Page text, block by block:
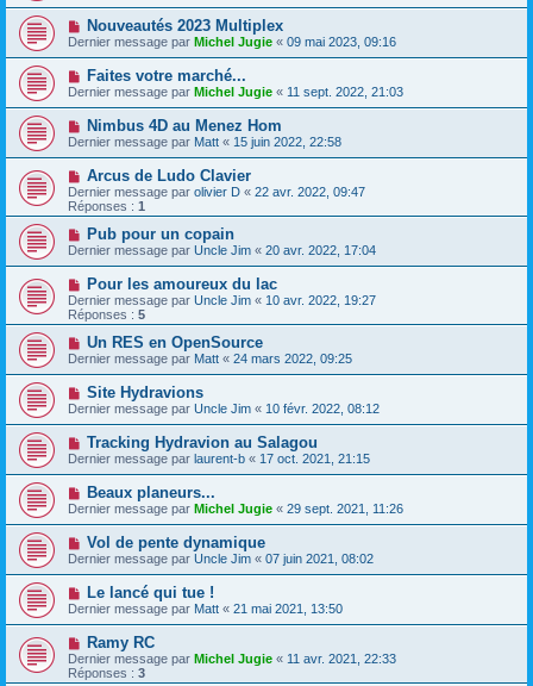
Nouveautés 2023 Multiplex
Dernier message par Michel Jugie « 09 mai 2023, 09:16
Faites votre marché...
Dernier message par Michel Jugie « 11 sept. 2022, 21:03
Nimbus 4D au Menez Hom
Dernier message par Matt « 15 juin 2022, 22:58
Arcus de Ludo Clavier
Dernier message par olivier D « 22 avr. 2022, 09:47
Réponses : 1
Pub pour un copain
Dernier message par Uncle Jim « 20 avr. 2022, 17:04
Pour les amoureux du lac
Dernier message par Uncle Jim « 10 avr. 2022, 19:27
Réponses : 5
Un RES en OpenSource
Dernier message par Matt « 24 mars 2022, 09:25
Site Hydravions
Dernier message par Uncle Jim « 10 févr. 2022, 08:12
Tracking Hydravion au Salagou
Dernier message par laurent-b « 17 oct. 2021, 21:15
Beaux planeurs...
Dernier message par Michel Jugie « 29 sept. 2021, 11:26
Vol de pente dynamique
Dernier message par Uncle Jim « 07 juin 2021, 08:02
Le lancé qui tue !
Dernier message par Matt « 21 mai 2021, 13:50
Ramy RC
Dernier message par Michel Jugie « 11 avr. 2021, 22:33
Réponses : 3